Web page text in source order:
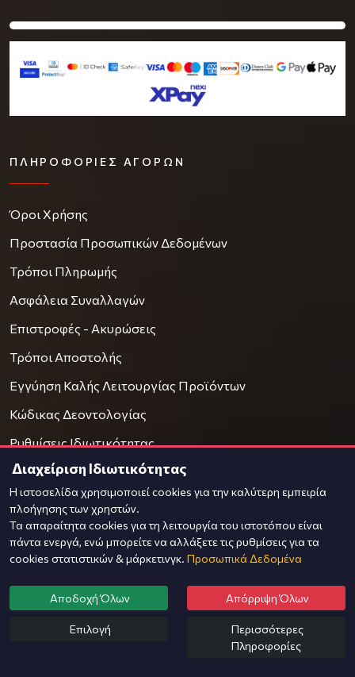
ΠΛΗΡΟΦΟΡΊΕΣ ΑΓΟΡΏΝ
Όροι Χρήσης
Προστασία Προσωπικών Δεδομένων
Τρόποι Πληρωμής
Ασφάλεια Συναλλαγών
Επιστροφές - Ακυρώσεις
Τρόποι Αποστολής
Εγγύηση Καλής Λειτουργίας Προϊόντων
Κώδικας Δεοντολογίας
Ρυθμίσεις Ιδιωτικότητας
Ο ΛΟΓΑΡΙΑΣΜΌΣ ΜΟΥ
Διαχείριση Λογαριασμού
Επεξεργασία Στοιχείων
Παρακολούθηση Αγορών
Διαχείριση Ιδιωτικότητας
Η ιστοσελίδα χρησιμοποιεί cookies για την καλύτερη εμπειρία
πλοήγησης των χρηστών.
Τα απαραίτητα cookies για τη λειτουργία του ιστοτόπου είναι
πάντα ενεργά, ενώ μπορείτε να αλλάξετε τις ρυθμίσεις για τα
cookies στατιστικών & μάρκετινγκ. Προσωπικά Δεδομένα
Αποδοχή Όλων Απόρριψη Όλων
Επιλογή
Περισσότερες
Πληροφορίες